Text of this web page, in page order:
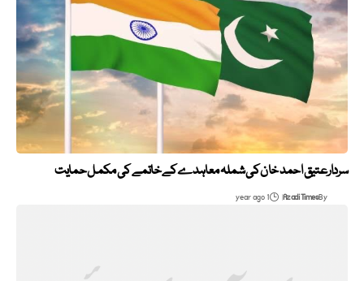
سردار عتیق احمد خان کی شملہ معاہدے کے خاتمے کی مکمل حمایت
By
Azadi Times
1 year ago